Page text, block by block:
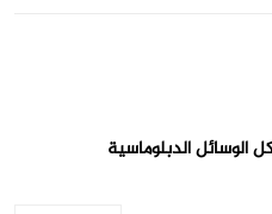
الوسائل الدبلوماسية